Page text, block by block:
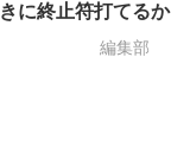
に終止符打てるか
編集部